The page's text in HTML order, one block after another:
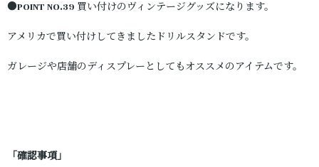
●POINT NO.39 買い付けのヴィンテージグッズになります。
アメリカで買い付けしてきましたドリルスタンドです。
ガレージや店舗のディスプレーとしてもオススメのアイテムです。
「確認事項」